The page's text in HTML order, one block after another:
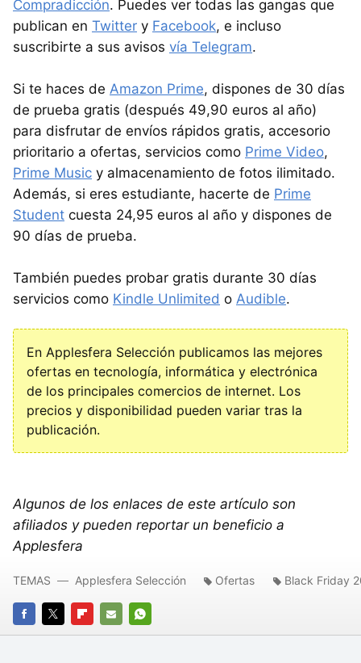
Compradicción. Puedes ver todas las gangas que
publican en Twitter y Facebook, e incluso
suscribirte a sus avisos vía Telegram.
Si te haces de Amazon Prime, dispones de 30 días
de prueba gratis (después 49,90 euros al año)
para disfrutar de envíos rápidos gratis, accesorio
prioritario a ofertas, servicios como Prime Video,
Prime Music y almacenamiento de fotos ilimitado.
Además, si eres estudiante, hacerte de Prime
Student cuesta 24,95 euros al año y dispones de
90 días de prueba.
También puedes probar gratis durante 30 días
servicios como Kindle Unlimited o Audible.
En Applesfera Selección publicamos las mejores
ofertas en tecnología, informática y electrónica
de los principales comercios de internet. Los
precios y disponibilidad pueden variar tras la
publicación.
Algunos de los enlaces de este artículo son
afiliados y pueden reportar un beneficio a
Applesfera
FACEBOOK
TWITTERFLIPBOARD
E-
WHATSAPP
TEMAS Applesfera Selección Ofertas Black Friday